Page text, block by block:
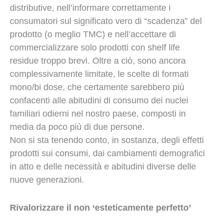
distributive, nell’informare correttamente i
consumatori sul significato vero di “scadenza” del
prodotto (o meglio TMC) e nell’accettare di
commercializzare solo prodotti con shelf life
residue troppo brevi. Oltre a ciò, sono ancora
complessivamente limitate, le scelte di formati
mono/bi dose, che certamente sarebbero più
confacenti alle abitudini di consumo dei nuclei
familiari odierni nel nostro paese, composti in
media da poco più di due persone.
Non si sta tenendo conto, in sostanza, degli effetti
prodotti sui consumi, dai cambiamenti demografici
in atto e delle necessità e abitudini diverse delle
nuove generazioni.
Rivalorizzare il non ‘esteticamente perfetto’